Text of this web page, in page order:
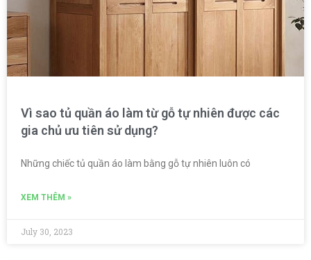
Vì sao tủ quần áo làm từ gỗ tự nhiên được các
gia chủ ưu tiên sử dụng?
Những chiếc tủ quần áo làm bằng gỗ tự nhiên luôn có
XEM THÊM »
July 30, 2023